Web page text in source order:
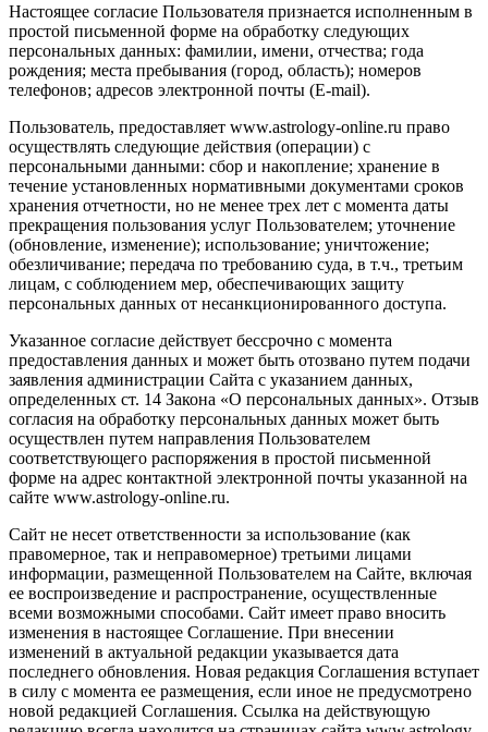
Настоящее согласие Пользователя признается исполненным в
простой письменной форме на обработку следующих
персональных данных: фамилии, имени, отчества; года
рождения; места пребывания (город, область); номеров
телефонов; адресов электронной почты (E-mail).
Пользователь, предоставляет www.astrology-online.ru право
осуществлять следующие действия (операции) с
персональными данными: сбор и накопление; хранение в
течение установленных нормативными документами сроков
хранения отчетности, но не менее трех лет с момента даты
прекращения пользования услуг Пользователем; уточнение
(обновление, изменение); использование; уничтожение;
обезличивание; передача по требованию суда, в т.ч., третьим
лицам, с соблюдением мер, обеспечивающих защиту
персональных данных от несанкционированного доступа.
Указанное согласие действует бессрочно с момента
предоставления данных и может быть отозвано путем подачи
заявления администрации Сайта с указанием данных,
определенных ст. 14 Закона «О персональных данных». Отзыв
согласия на обработку персональных данных может быть
осуществлен путем направления Пользователем
соответствующего распоряжения в простой письменной
форме на адрес контактной электронной почты указанной на
сайте www.astrology-online.ru.
Сайт не несет ответственности за использование (как
правомерное, так и неправомерное) третьими лицами
информации, размещенной Пользователем на Сайте, включая
ее воспроизведение и распространение, осуществленные
всеми возможными способами. Сайт имеет право вносить
изменения в настоящее Соглашение. При внесении
изменений в актуальной редакции указывается дата
последнего обновления. Новая редакция Соглашения вступает
в силу с момента ее размещения, если иное не предусмотрено
новой редакцией Соглашения. Ссылка на действующую